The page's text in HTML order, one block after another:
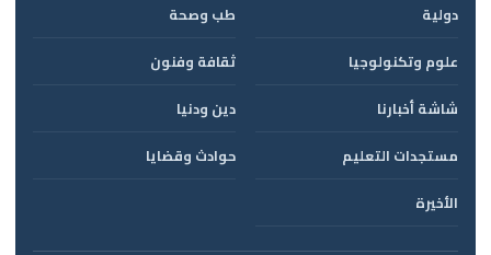
دولية
طب وصحة
علوم وتكنولوجيا
ثقافة وفنون
شاشة أخبارنا
دين ودنيا
مستجدات التعليم
حوادث وقضايا
الأخيرة